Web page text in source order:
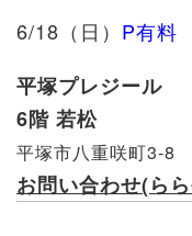
6/18（日） P有料
平塚プレジール
6階 若松
平塚市八重咲町3-8
お問い合わせ(ら